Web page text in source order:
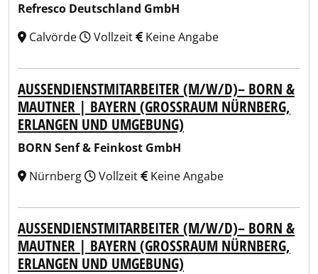
Refresco Deutschland GmbH
Calvörde
Vollzeit Keine Angabe
AUSSENDIENSTMITARBEITER (M/W/D)– BORN & M
AUTNER | BAYERN (GROSSRAUM NÜRNBERG, ER
LANGEN UND UMGEBUNG)
BORN Senf & Feinkost GmbH
Nürnberg
Vollzeit Keine Angabe
AUSSENDIENSTMITARBEITER (M/W/D)– BORN & M
AUTNER | BAYERN (GROSSRAUM NÜRNBERG, ER
LANGEN UND UMGEBUNG)